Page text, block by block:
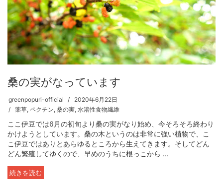
桑の実がなっています
greenpopuri-official
2020年6月22日
薬草, ペクチン, 桑の実, 水溶性食物繊維
ここ伊豆では6月の初旬より桑の実がなり始め、今そろそろ終わり
かけようとしています。桑の木というのは非常に強い植物で、こ
こ伊豆ではありとあらゆるところから生えてきます。そしてどん
どん繁殖してゆくので、早めのうちに根っこから ...
続きを読む